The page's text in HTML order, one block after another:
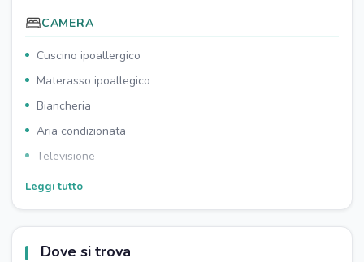
CAMERA
Cuscino ipoallergico
Materasso ipoallegico
Biancheria
Aria condizionata
Televisione
Wi-Fi
Divano letto
Armadio/guardaroba
BAGNO
Leggi tutto
Dove si trova